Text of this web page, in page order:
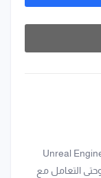
التعامل مع